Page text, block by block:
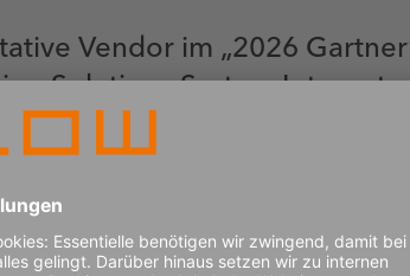
Vendor im „2026
Solutions System
unterstützt SCP-Verantwortliche dabei,
um ihren